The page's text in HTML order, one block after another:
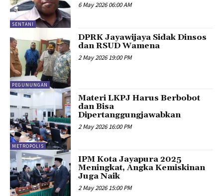
SENTANI
6 May 2026 06:00 AM
PEGUNUNGAN
DPRK Jayawijaya Sidak Dinsos
dan RSUD Wamena
2 May 2026 19:00 PM
METROPOLIS
Materi LKPJ Harus Berbobot
dan Bisa
Dipertanggungjawabkan
2 May 2026 16:00 PM
IPM Kota Jayapura 2025
Meningkat, Angka Kemiskinan
Juga Naik
2 May 2026 15:00 PM